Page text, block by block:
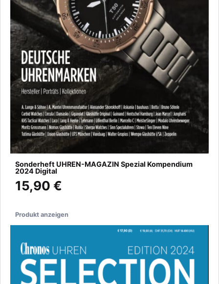
Sonderheft UHREN-MAGAZIN Spezial Kompendium
2024 Digital
15,90 €
Produkt anzeigen